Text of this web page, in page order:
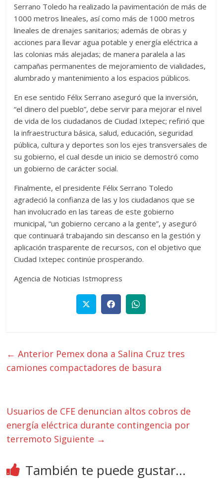
Serrano Toledo ha realizado la pavimentación de más de
1000 metros lineales, así como más de 1000 metros
lineales de drenajes sanitarios; además de obras y
acciones para llevar agua potable y energía eléctrica a
las colonias más alejadas; de manera paralela a las
campañas permanentes de mejoramiento de vialidades,
alumbrado y mantenimiento a los espacios públicos.
En ese sentido Félix Serrano aseguró que la inversión,
“el dinero del pueblo”, debe servir para mejorar el nivel
de vida de los ciudadanos de Ciudad Ixtepec; refirió que
la infraestructura básica, salud, educación, seguridad
pública, cultura y deportes son los ejes transversales de
su gobierno, el cual desde un inicio se demostró como
un gobierno de carácter social.
Finalmente, el presidente Félix Serrano Toledo
agradeció la confianza de las y los ciudadanos que se
han involucrado en las tareas de este gobierno
municipal, “un gobierno cercano a la gente”, y aseguró
que continuará trabajando sin descanso en la gestión y
aplicación trasparente de recursos, con el objetivo que
Ciudad Ixtepec continúe prosperando.
Agencia de Noticias Istmopress
← Anterior Pemex dona a Salina Cruz tres
camiones compactadores de basura
Usuarios de CFE denuncian altos cobros de
energía eléctrica durante contingencia por
terremoto Siguiente →
También te puede gustar...